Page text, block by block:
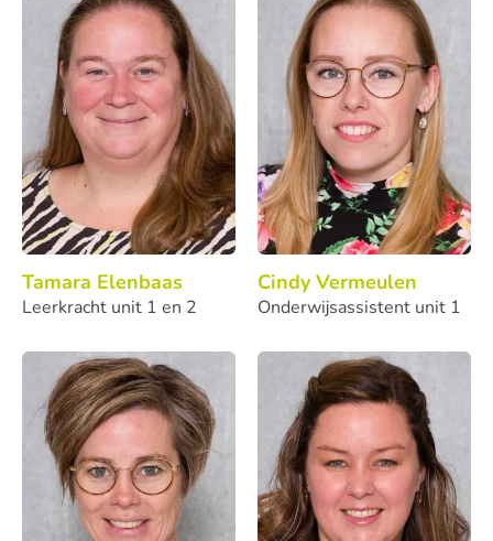
Tamara Elenbaas
Leerkracht unit 1 en 2
Cindy Vermeulen
Onderwijsassistent unit 1